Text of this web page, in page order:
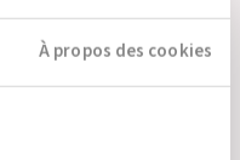
À propos des cookies
sur le